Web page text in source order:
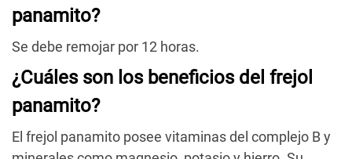
panamito?
Se debe remojar por 12 horas.
¿Cuáles son los beneficios del frejol
panamito?
El frejol panamito posee vitaminas del complejo B y